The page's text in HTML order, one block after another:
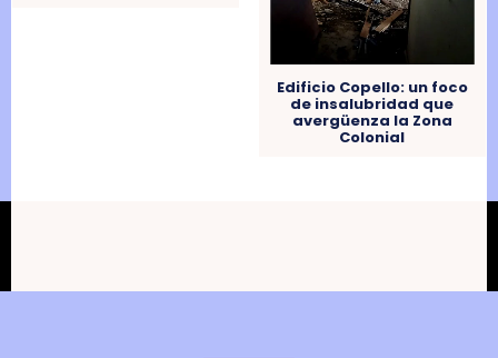
Edificio Copello: un foco
de insalubridad que
avergüenza la Zona
Colonial